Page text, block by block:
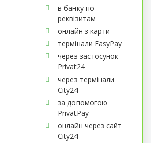
в банку по
реквізитам
онлайн з карти
термінали EasyPay
через застосунок
Privat24
через термінали
City24
за допомогою
PrivatPay
онлайн через сайт
City24